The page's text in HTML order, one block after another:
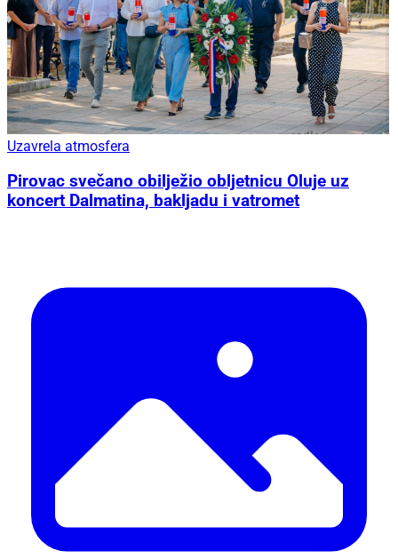
Uzavrela atmosfera
Pirovac svečano obilježio obljetnicu Oluje uz
koncert Dalmatina, bakljadu i vatromet